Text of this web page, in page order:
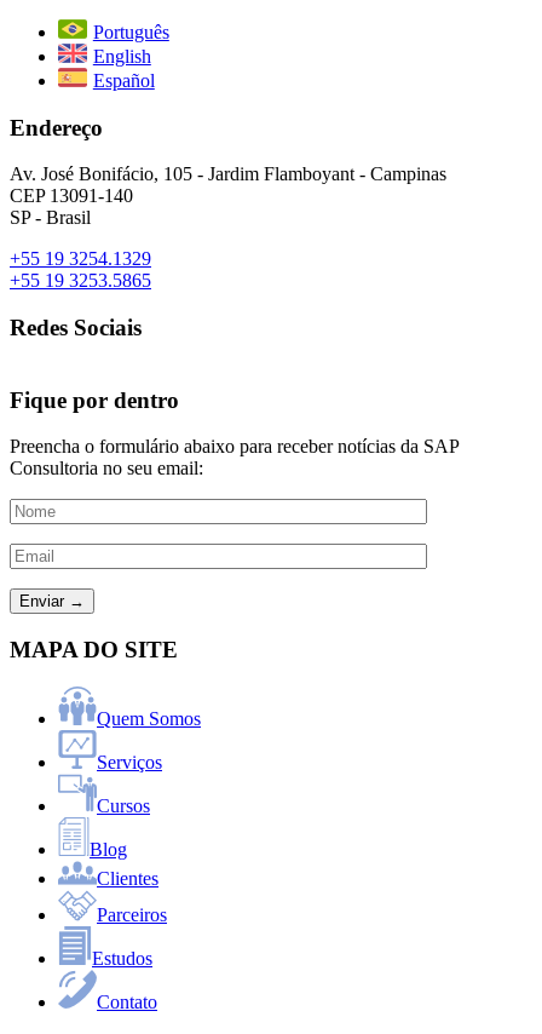
Português
English
Español
Endereço
Av. José Bonifácio, 105 - Jardim Flamboyant - Campinas
CEP 13091-140
SP - Brasil
+55 19 3254.1329
+55 19 3253.5865
Redes Sociais
Fique por dentro
Preencha o formulário abaixo para receber notícias da SAP
Consultoria no seu email:
MAPA DO SITE
Quem Somos
Serviços
Cursos
Blog
Clientes
Parceiros
Estudos
Contato